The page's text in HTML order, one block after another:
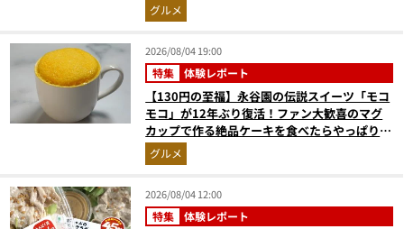
グルメ
2026/08/04 19:00
特集 体験レポート
【130円の至福】永谷園の伝説スイーツ「モコ
モコ」が12年ぶり復活！ファン大歓喜のマグ
カップで作る絶品ケーキを食べたらやっぱり最
高にウマかった
グルメ
2026/08/04 12:00
特集 体験レポート